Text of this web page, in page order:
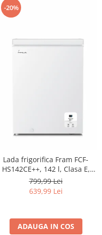
-20%
Lada frigorifica Fram FCF-
HS142CE++, 142 l, Clasa E,
Convertibil
Frigider/Congelator, Control
electronic, Display digital, Alb
799,99 Lei
639,99 Lei
ADAUGA IN COS